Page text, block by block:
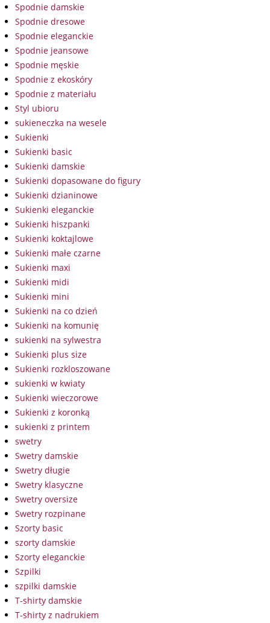
Spodnie damskie
Spodnie dresowe
Spodnie eleganckie
Spodnie jeansowe
Spodnie męskie
Spodnie z ekoskóry
Spodnie z materiału
Styl ubioru
sukieneczka na wesele
Sukienki
Sukienki basic
Sukienki damskie
Sukienki dopasowane do figury
Sukienki dzianinowe
Sukienki eleganckie
Sukienki hiszpanki
Sukienki koktajlowe
Sukienki małe czarne
Sukienki maxi
Sukienki midi
Sukienki mini
Sukienki na co dzień
Sukienki na komunię
sukienki na sylwestra
Sukienki plus size
Sukienki rozkloszowane
sukienki w kwiaty
Sukienki wieczorowe
Sukienki z koronką
sukienki z printem
swetry
Swetry damskie
Swetry długie
Swetry klasyczne
Swetry oversize
Swetry rozpinane
Szorty basic
szorty damskie
Szorty eleganckie
Szpilki
szpilki damskie
T-shirty damskie
T-shirty z nadrukiem